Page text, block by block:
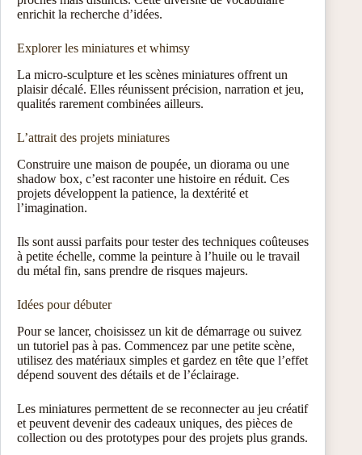
enrichit la recherche d’idées.
Explorer les miniatures et whimsy
La micro-sculpture et les scènes miniatures offrent un
plaisir décalé. Elles réunissent précision, narration et jeu,
qualités rarement combinées ailleurs.
L’attrait des projets miniatures
Construire une maison de poupée, un diorama ou une
shadow box, c’est raconter une histoire en réduit. Ces
projets développent la patience, la dextérité et
l’imagination.
Ils sont aussi parfaits pour tester des techniques coûteuses
à petite échelle, comme la peinture à l’huile ou le travail
du métal fin, sans prendre de risques majeurs.
Idées pour débuter
Pour se lancer, choisissez un kit de démarrage ou suivez
un tutoriel pas à pas. Commencez par une petite scène,
utilisez des matériaux simples et gardez en tête que l’effet
dépend souvent des détails et de l’éclairage.
Les miniatures permettent de se reconnecter au jeu créatif
et peuvent devenir des cadeaux uniques, des pièces de
collection ou des prototypes pour des projets plus grands.